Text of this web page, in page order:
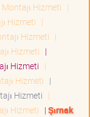
Hizmeti |
Hizmeti |
Hizmeti |
Hizmeti |
Hizmeti |
Hizmeti |
Hizmeti |
Hizmeti | Şırnak